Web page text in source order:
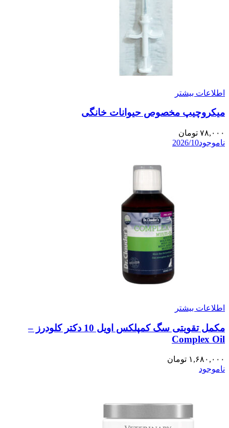
اطلاعات بیشتر
میکروچیپ مخصوص حیوانات خانگی
۷۸,۰۰۰ تومان
ناموجود2026/10
اطلاعات بیشتر
مکمل تقویتی سگ کمپلکس اویل 10 دکتر کلودرز –
Complex Oil
۱,۶۸۰,۰۰۰ تومان
ناموجود